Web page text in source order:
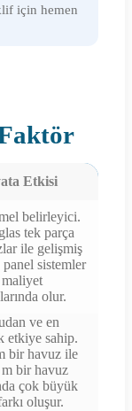
için hemen
Etkisi
belirleyici.
tek parça
ile gelişmiş
panel sistemler
maliyet
olur.
ve en
etkiye sahip.
bir havuz ile
bir havuz
çok büyük
oluşur.